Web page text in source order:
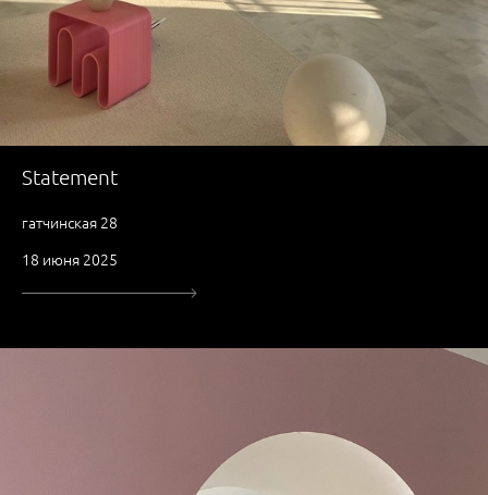
Statement
гатчинская 28
18 июня 2025